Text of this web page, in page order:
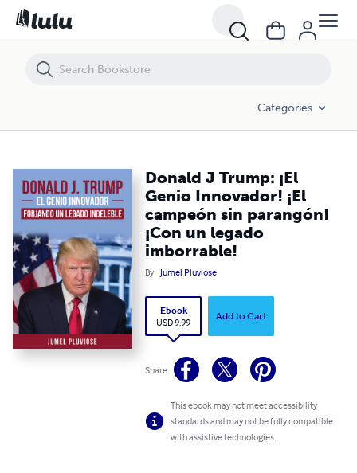
Categories
Donald J Trump: ¡El
Genio Innovador! ¡El
campeón sin parangón!
¡Con un legado
imborrable!
By Jumel Pluviose
Ebook
USD 9.99
Add to Cart
Share
This ebook may not meet accessibility
standards and may not be fully compatible
with assistive technologies.
Donald J Trump: ¡El Genio Innovador! ¡El campeón sin parangón!